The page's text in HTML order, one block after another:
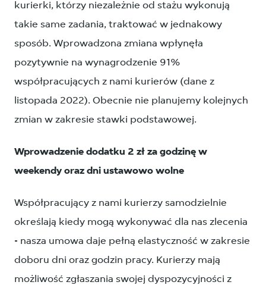
kurierki, którzy niezależnie od stażu wykonują
takie same zadania, traktować w jednakowy
sposób. Wprowadzona zmiana wpłynęła
pozytywnie na wynagrodzenie 91%
współpracujących z nami kurierów (dane z
listopada 2022). Obecnie nie planujemy kolejnych
zmian w zakresie stawki podstawowej.
Wprowadzenie dodatku 2 zł za godzinę w
weekendy oraz dni ustawowo wolne
Współpracujący z nami kurierzy samodzielnie
określają kiedy mogą wykonywać dla nas zlecenia
- nasza umowa daje pełną elastyczność w zakresie
doboru dni oraz godzin pracy. Kurierzy mają
możliwość zgłaszania swojej dyspozycyjności z